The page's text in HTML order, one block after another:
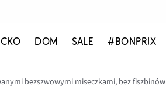
DOM SALE #BONPRIX
bezszwowymi miseczkami, bez fiszbinów